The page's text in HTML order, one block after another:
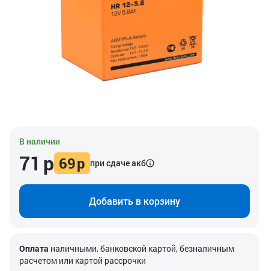
В наличии
71 р 69р при сдаче акб
Добавить в корзину
Оплата наличными, банковской картой, безналичным
расчетом или картой рассрочки